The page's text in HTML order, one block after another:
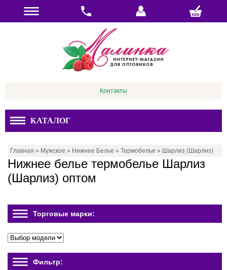
Контакты
КАТАЛОГ
Главная » Мужское » Нижнее Белье » Термобелье » Шарлиз (Шарлиз)
Нижнее белье термобелье Шарлиз
(Шарлиз) оптом
Торговые марки:
Фильтр: